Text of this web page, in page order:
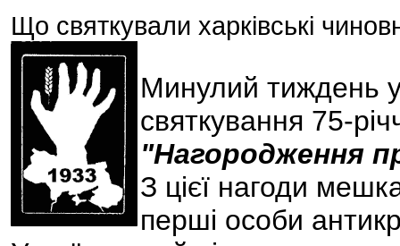
Що святкували харківські
Минулий тиждень
святкування 75-
"Нагородження
З цієї нагоди
перші особи